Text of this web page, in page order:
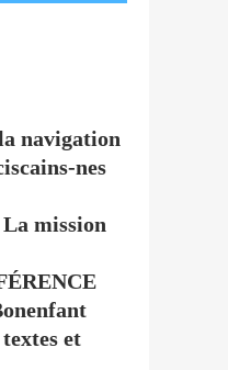
navigation
nes
mission
et